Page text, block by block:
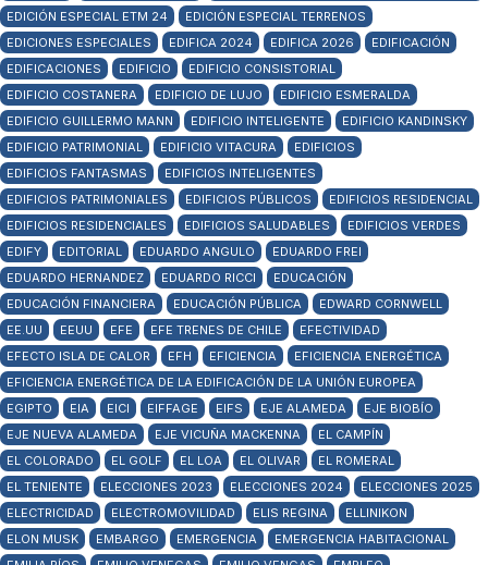
EDICIÓN ESPECIAL ETM 24
EDICIÓN ESPECIAL TERRENOS
EDICIONES ESPECIALES
EDIFICA 2024 EDIFICA 2026
EDIFICACIÓN
EDIFICACIONES
EDIFICIO
EDIFICIO CONSISTORIAL
EDIFICIO COSTANERA
EDIFICIO DE LUJO
EDIFICIO ESMERALDA
EDIFICIO GUILLERMO MANN
EDIFICIO INTELIGENTE
EDIFICIO KANDINSKY
EDIFICIO PATRIMONIAL
EDIFICIO VITACURA
EDIFICIOS
EDIFICIOS FANTASMAS
EDIFICIOS INTELIGENTES
EDIFICIOS PATRIMONIALES
EDIFICIOS PÚBLICOS
EDIFICIOS RESIDENCIAL
EDIFICIOS RESIDENCIALES
EDIFICIOS SALUDABLES
EDIFICIOS VERDES
EDIFY
EDITORIAL EDUARDO ANGULO
EDUARDO FREI
EDUARDO HERNANDEZ
EDUARDO RICCI
EDUCACIÓN
EDUCACIÓN FINANCIERA
EDUCACIÓN PÚBLICA
EDWARD CORNWELL
EE.UU
EEUU EFE EFE TRENES DE CHILE
EFECTIVIDAD
EFECTO ISLA DE CALOR
EFH EFICIENCIA
EFICIENCIA ENERGÉTICA
EFICIENCIA ENERGÉTICA DE LA EDIFICACIÓN DE LA UNIÓN EUROPEA
EGIPTO
EIA EICI EIFFAGE EIFS EJE ALAMEDA
EJE BIOBÍO
EJE NUEVA ALAMEDA
EJE VICUÑA MACKENNA
EL CAMPÍN
EL COLORADO
EL GOLF EL LOA EL OLIVAR
EL ROMERAL
EL TENIENTE
ELECCIONES 2023 ELECCIONES 2024
ELECCIONES 2025
ELECTRICIDAD
ELECTROMOVILIDAD ELIS REGINA
ELLINIKON
ELON MUSK
EMBARGO EMERGENCIA
EMERGENCIA HABITACIONAL